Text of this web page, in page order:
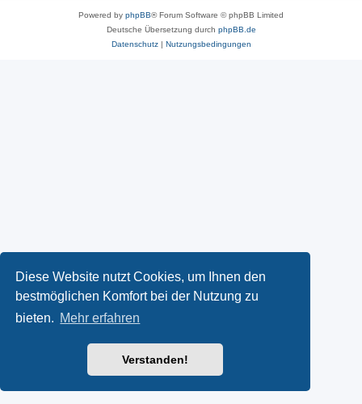
Diese Website nutzt Cookies, um Ihnen den
bestmöglichen Komfort bei der Nutzung zu
bieten. Mehr erfahren
Verstanden!
Powered by phpBB® Forum Software © phpBB Limited
Deutsche Übersetzung durch phpBB.de
Datenschutz| Nutzungsbedingungen